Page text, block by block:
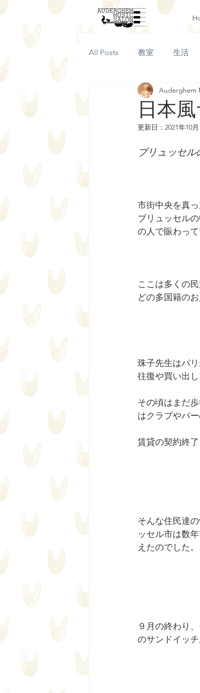
All Posts 教室 生活
日本
Auderghem
更新日： 2021年10
ブリュッセ
市街中央を真
ブリュッセル
の人で賑わって
ここは多くの
どの多国籍の
珠子先生はパ
往復や買い出
その頃はまだ
はクラブやバ
賃貸の契約終
そんな住民達
ッセル市は数
えたのでした。
９月の終わり
のサンドイッ